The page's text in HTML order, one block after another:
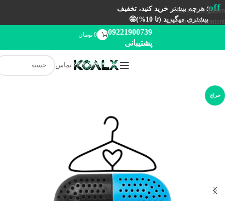
Skip to navigation
Skip to main content
off؛ هرچه بیشتر خرید کنید، تخفیف
بیشتری میگیرید (تا 10%)🤩
09221900739
پشتیبانی
0 تومان
تماس
حراج